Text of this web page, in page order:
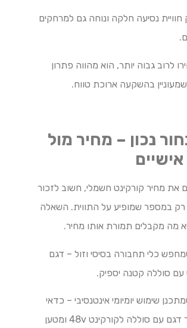
חוויית נסיעה חלקה ונוחה גם למרחקים
לרוב גבוה יותר, הוא מהווה פתרון
שמעוניין בהשקעה ארוכת טווח.
נכון – מחיר מול
את מחיר קורקינט חשמלי, חשוב לזכור
במספר שמופיע על התווית. השאלה
מה מקבלים תמורת אותו מחיר.
כלי תחבורה בסיסי וזול – דגם
עם סוללה קטנה יספיק.
שימוש יומיומי אינטנסיבי – כדאי
לבחור דגם עם סוללה לקורקינט 48v ומטען